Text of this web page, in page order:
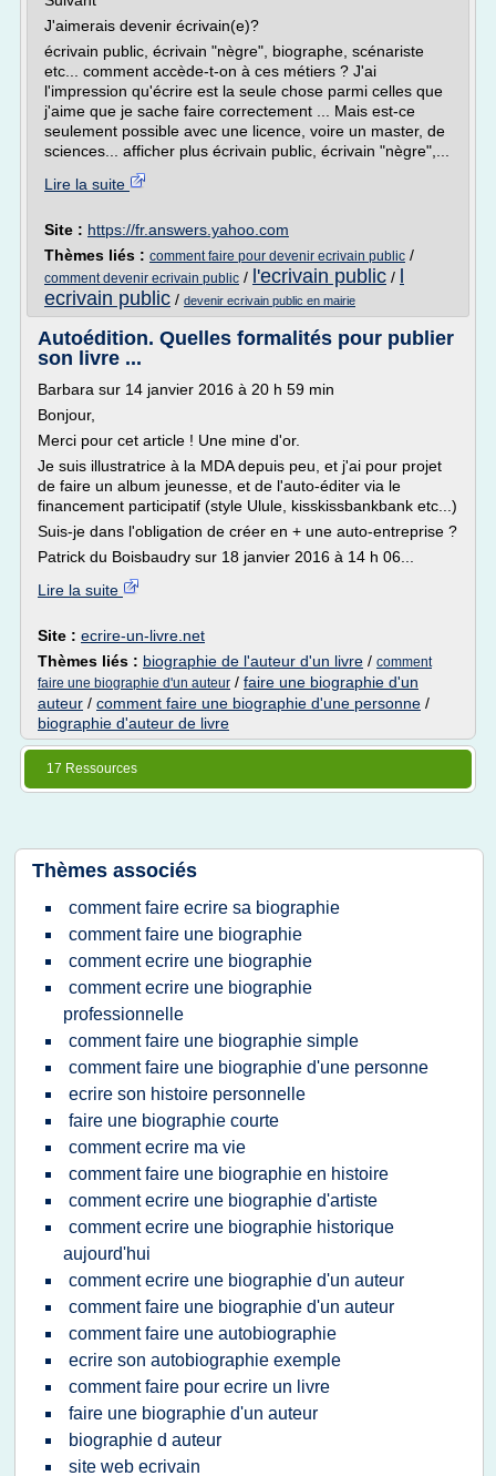
J'aimerais devenir écrivain(e)?
écrivain public, écrivain "nègre", biographe, scénariste
etc... comment accède-t-on à ces métiers ? J'ai
l'impression qu'écrire est la seule chose parmi celles que
j'aime que je sache faire correctement ... Mais est-ce
seulement possible avec une licence, voire un master, de
sciences... afficher plus écrivain public, écrivain "nègre",...
Lire la suite
Site : https://fr.answers.yahoo.com
Thèmes liés : comment faire pour devenir ecrivain public /
comment devenir ecrivain public / l'ecrivain public /
ecrivain public / devenir ecrivain public en mairie
Autoédition. Quelles formalités pour publier
son livre ...
Barbara sur 14 janvier 2016 à 20 h 59 min
Bonjour,
Merci pour cet article ! Une mine d'or.
Je suis illustratrice à la MDA depuis peu, et j'ai pour projet
de faire un album jeunesse, et de l'auto-éditer via le
financement participatif (style Ulule, kisskissbankbank etc...)
Suis-je dans l'obligation de créer en + une auto-entreprise ?
Patrick du Boisbaudry sur 18 janvier 2016 à 14 h 06...
Lire la suite
Site : ecrire-un-livre.net
Thèmes liés : biographie de l'auteur d'un livre / comment
faire une biographie d'un auteur / faire une biographie d'un
auteur / comment faire une biographie d'une personne /
biographie d'auteur de livre
17 Ressources
Thèmes associés
comment faire ecrire sa biographie
comment faire une biographie
comment ecrire une biographie
comment ecrire une biographie
professionnelle
comment faire une biographie simple
comment faire une biographie d'une personne
ecrire son histoire personnelle
faire une biographie courte
comment ecrire ma vie
comment faire une biographie en histoire
comment ecrire une biographie d'artiste
comment ecrire une biographie historique
aujourd'hui
comment ecrire une biographie d'un auteur
comment faire une biographie d'un auteur
comment faire une autobiographie
ecrire son autobiographie exemple
comment faire pour ecrire un livre
faire une biographie d'un auteur
biographie d auteur
site web ecrivain